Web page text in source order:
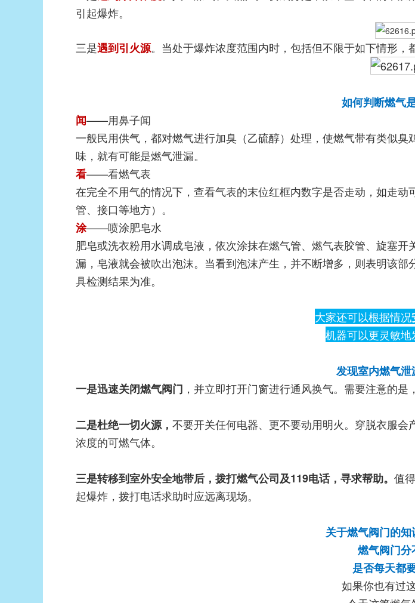
引起爆炸。
三是遇到引火源。当处于爆炸浓度范围内时，包括但不限于如下情形，
如何判断燃气
闻——用鼻子闻
一般民用供气，都对燃气进行加臭（乙硫醇）处理，使燃气带有类似
味，就有可能是燃气泄漏。
看——看燃气表
在完全不用气的情况下，查看气表的末位红框内数字是否走动，如走
管、接口等地方）。
涂——喷涂肥皂水
肥皂或洗衣粉用水调成皂液，依次涂抹在燃气管、燃气表胶管、旋塞
漏，皂液就会被吹出泡沫。当看到泡沫产生，并不断增多，则表明该
具检测结果为准。
大家还可以根据情况
机器可以更灵敏
发现室内燃气泄
一是迅速关闭燃气阀门 ，并立即打开门窗进行通风换气。需要注意的
二是杜绝一切火源， 不要开关任何电器、更不要动用明火。穿脱衣服
浓度的可燃气体。
三是转移到室外安全地带后，拨打燃气公司及119电话，寻求帮助。 值
起爆炸，拨打电话求助时应远离现场。
关于燃气阀门的知
燃气阀门分
是否每天都
如果你也有过